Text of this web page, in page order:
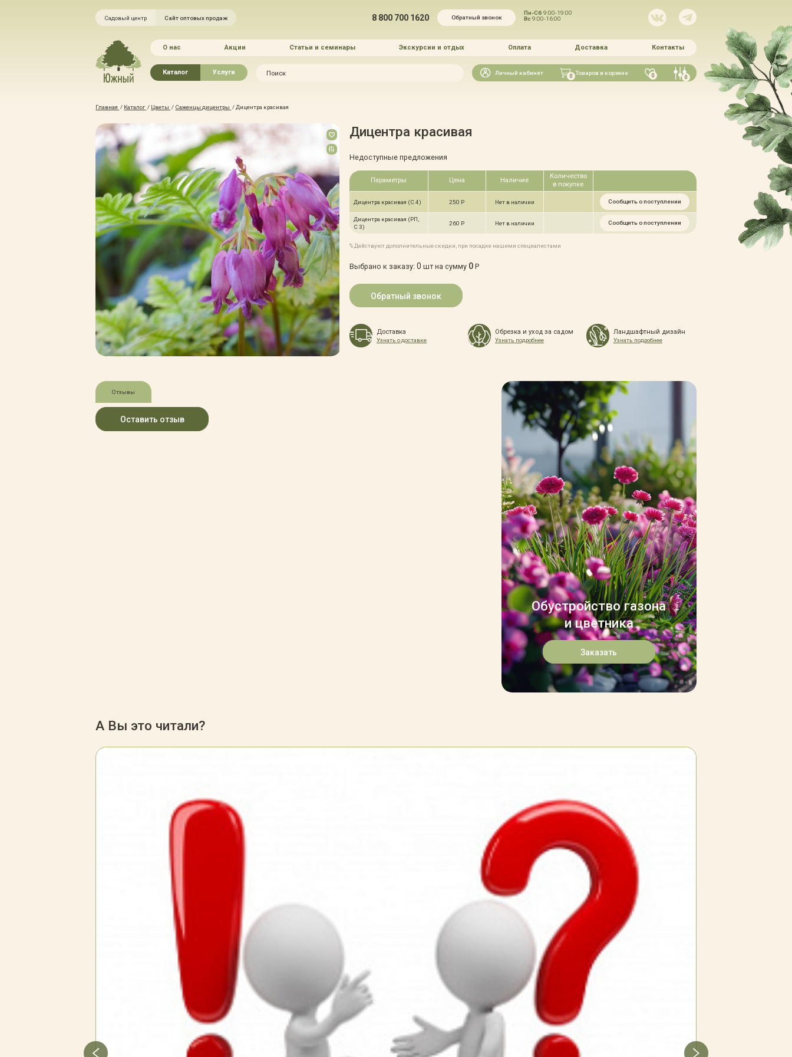
Садовый центр Сайт оптовых продаж 8 800 700 1620 Обратный звонок
Пн-Сб9:00-19:00
Вс9:00-16:00
О нас Акции Статьи и семинары Экскурсии и отдых Оплата Доставка Контакты
Каталог
Хвойные растения
Плодово-ягодные растения
Лиственные растения
Цветы
Водные растения
Растения вертикального
озеленения
Формованные растения
Экостория
Товары для сада
Грунты, удобрения, отсыпка
Зимние товары
Крупномеры
Консультации специалистов
Полезная литература
Прайс-листы
Системы скидок, программы
лояльности
Услуги
Благоустройство и озеленение
Зелёный доктор
Зимние услуги
Уход за садом
Портфолио
Прайс-листы
Правила оказания услуг
Доставка
Оплата
Гарантии
Автополив
Искать
Личный кабинет 0 Товаров в корзине 0 0
Главная / Каталог / Цветы / Саженцы дицентры / Дицентра красивая
Дицентра красивая
Недоступные предложения
Параметры Цена Наличие
Количество
в покупке
Дицентра красивая (С 4) 250 Р Нет в наличии Сообщить о поступлении
Дицентра красивая (РП,
С 3)
260 Р Нет в наличии Сообщить о поступлении
% Действуют дополнительные скидки, при посадке нашими специалистами
Выбрано к заказу: 0 шт на сумму 0Р
Обратный звонок
Доставка
Узнать о доставке
Обрезка и уход за садом
Узнать подробнее
Ландшафтный дизайн
Узнать подробнее
Отзывы
Оставить отзыв
Обустройство газона
и цветника
Заказать
А Вы это читали?